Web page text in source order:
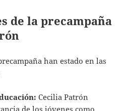
de la precampaña
han estado en las
Cecilia Patrón